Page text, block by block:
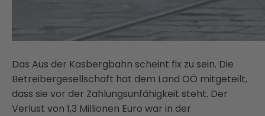
Das Aus der Kasbergbahn scheint fix zu sein. Die
Betreibergesellschaft hat dem Land OÖ mitgeteilt,
dass sie vor der Zahlungsunfähigkeit steht. Der
Verlust von 1,3 Millionen Euro war in der